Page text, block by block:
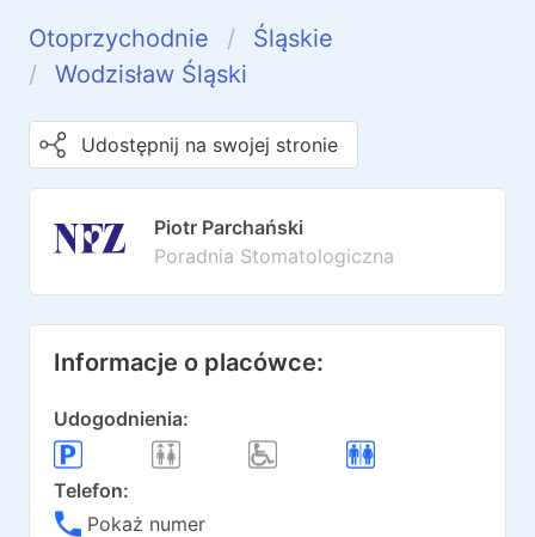
Otoprzychodnie
Śląskie
Wodzisław Śląski
Udostępnij na swojej stronie
Piotr Parchański
Poradnia Stomatologiczna
Informacje o placówce:
Udogodnienia:
Telefon:
Pokaż numer